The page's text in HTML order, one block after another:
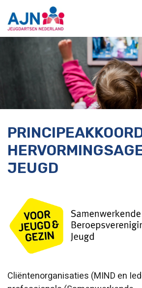
JEUGD
Cliëntenorganisaties (MIND en